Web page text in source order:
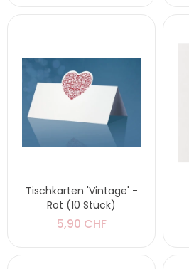
Tischkarten 'Vintage' -
Rot (10 Stück)
5,90 CHF